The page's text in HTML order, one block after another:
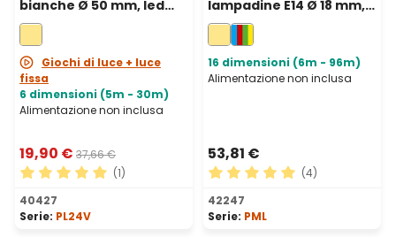
bianche Ø 50 mm, led
bianco caldo, cavo
trasparente,
prolungabile
Giochi di luce + luce
fissa
6 dimensioni (5m - 30m)
Alimentazione non inclusa
19,90 € 37,66 €
Valutazione media di 5 su 5 stelle
(1)
40427
Serie: PL24V
lampadine E14 Ø 18 mm,
filament led bianco
caldo, prolungabile,
senza presa
16 dimensioni (6m - 96m)
Alimentazione non inclusa
53,81 €
Valutazione media di 5 su
(4)
42247
Serie: PML